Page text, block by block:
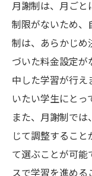
透明性
早期申
無料体
契約前
学習塾の学
ント
学習塾
月謝制は、月ごと
制限がないため、
制は、あらかじめ
づいた料金設定が
中した学習が行え
いたい学生にとっ
また、月謝制で
じて調整するこ
て選ぶことが可能
スで学習を進める